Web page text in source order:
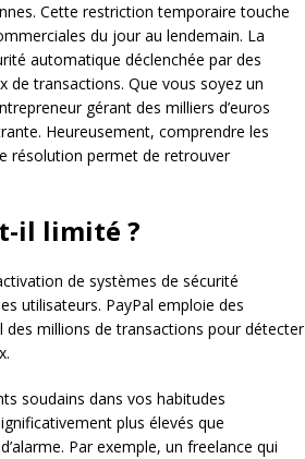
Cette restriction temporaire touche
du jour au lendemain. La
automatique déclenchée par des
de transactions. Que vous soyez un
gérant des milliers d’euros
Heureusement, comprendre les
résolution permet de retrouver
il limité ?
de systèmes de sécurité
utilisateurs. PayPal emploie des
des millions de transactions pour détecter
soudains dans vos habitudes
plus élevés que
Par exemple, un freelance qui